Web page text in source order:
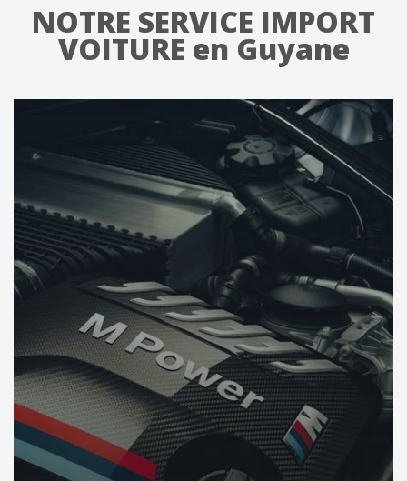
NOTRE SERVICE IMPORT
VOITURE en Guyane